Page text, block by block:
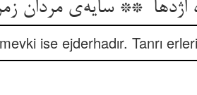
ise ejderhadır. Tanrı